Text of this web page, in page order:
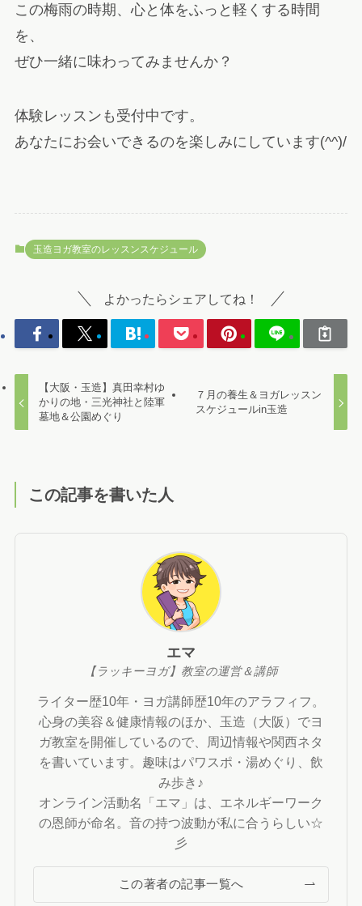
この梅雨の時期、心と体をふっと軽くする時間
を、
ぜひ一緒に味わってみませんか？
体験レッスンも受付中です。
あなたにお会いできるのを楽しみにしています(^^)/
玉造ヨガ教室のレッスンスケジュール
よかったらシェアしてね！
【大阪・玉造】真田幸村ゆ
かりの地・三光神社と陸軍
墓地＆公園めぐり
７月の養生＆ヨガレッスン
スケジュールin玉造
この記事を書いた人
エマ
【ラッキーヨガ】教室の運営＆講師
ライター歴10年・ヨガ講師歴10年のアラフィフ。
心身の美容＆健康情報のほか、玉造（大阪）でヨ
ガ教室を開催しているので、周辺情報や関西ネタ
を書いています。趣味はパワスポ・湯めぐり、飲
み歩き♪
オンライン活動名「エマ」は、エネルギーワーク
の恩師が命名。音の持つ波動が私に合うらしい☆
彡
この著者の記事一覧へ